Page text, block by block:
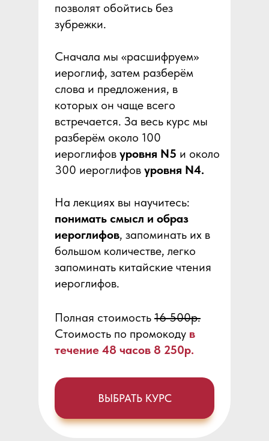
ВЫБРАТЬ КУРС
позволят обойтись без
зубрежки.
Сначала мы «расшифруем»
иероглиф, затем разберём
слова и предложения, в
которых он чаще всего
встречается. За весь курс мы
разберём около 100
иероглифов уровня N5 и около
300 иероглифов уровня N4.
На лекциях вы научитесь:
понимать смысл и образ
иероглифов, запоминать их в
большом количестве, легко
запоминать китайские чтения
иероглифов.
Полная стоимость 16 500р.
Стоимость по промокоду в
течение 48 часов 8 250р.